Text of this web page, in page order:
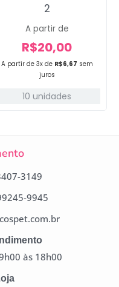
A partir de 3x de R$6,67 sem
juros
2
A partir de
R$20,00
10 unidades
3149
9945
às 18h00